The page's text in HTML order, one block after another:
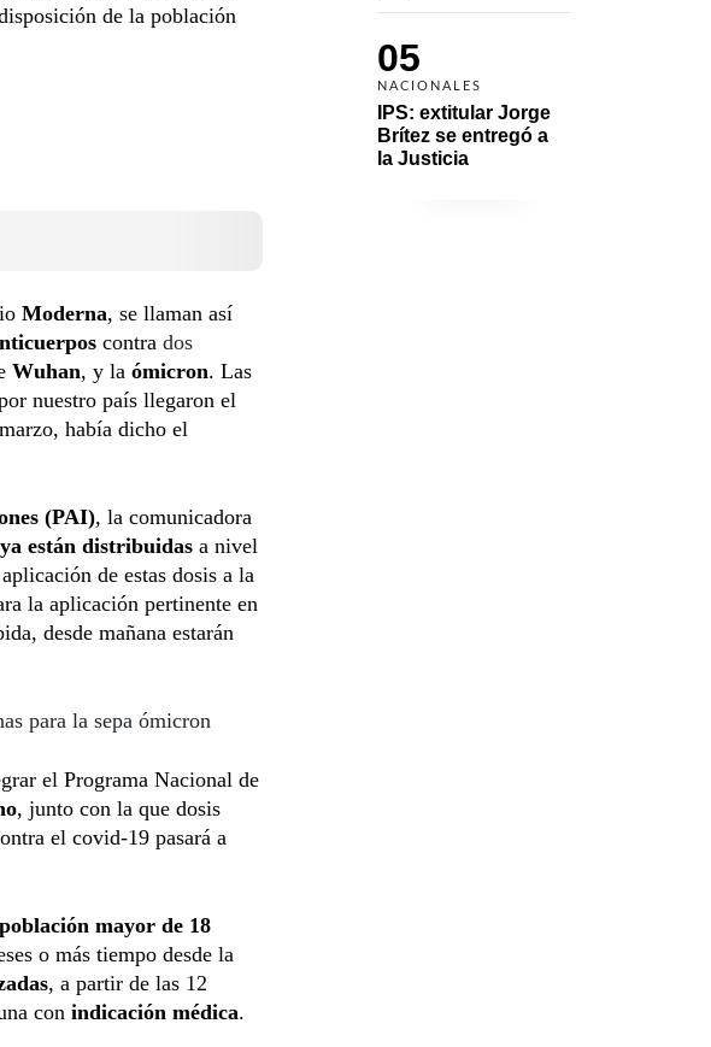
05
NACIONALES
IPS: extitular Jorge
Brítez se entregó a
la Justicia
de la población
Moderna, se llaman así
contra dos
Wuhan, y la ómicron. Las
nuestro país llegaron el
había dicho el
(PAI), la comunicadora
ya están distribuidas a nivel
de estas dosis a la
la aplicación pertinente en
desde mañana estarán
para la sepa ómicron
el Programa Nacional de
, junto con la que dosis
el covid-19 pasará a
población mayor de 18
o más tiempo desde la
, a partir de las 12
con indicación médica.